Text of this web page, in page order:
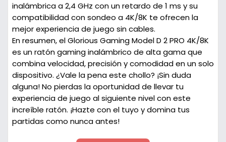
inalámbrica a 2,4 GHz con un retardo de 1 ms y su
compatibilidad con sondeo a 4K/8K te ofrecen la
mejor experiencia de juego sin cables.
En resumen, el Glorious Gaming Model D 2 PRO 4K/8K
es un ratón gaming inalámbrico de alta gama que
combina velocidad, precisión y comodidad en un solo
dispositivo. ¿Vale la pena este chollo? ¡Sin duda
alguna! No pierdas la oportunidad de llevar tu
experiencia de juego al siguiente nivel con este
increíble ratón. ¡Hazte con el tuyo y domina tus
partidas como nunca antes!